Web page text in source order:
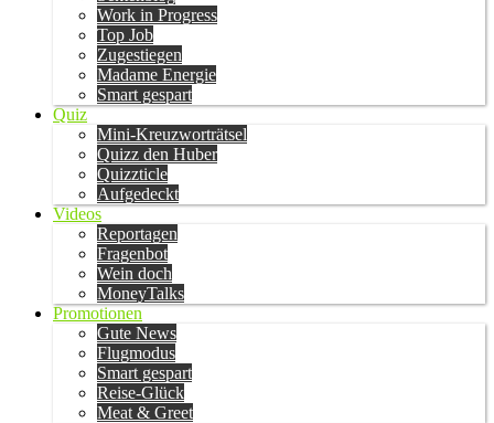
Work in Progress
Top Job
Zugestiegen
Madame Energie
Smart gespart
Quiz
Mini-Kreuzworträtsel
Quizz den Huber
Quizzticle
Aufgedeckt
Videos
Reportagen
Fragenbot
Wein doch
MoneyTalks
Promotionen
Gute News
Flugmodus
Smart gespart
Reise-Glück
Meat & Greet